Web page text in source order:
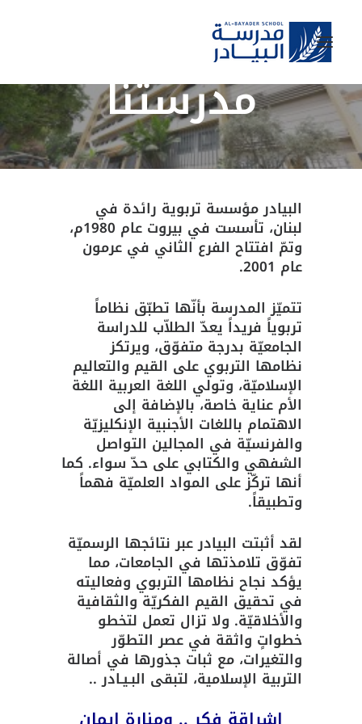
اتصل بنا
الخريجون
وظائف
SEARCH
مدرستنا
البيادر مؤسسة تربوية رائدة في
لبنان، تأسست في بيروت عام 1980م،
وتمّ افتتاح الفرع الثاني في عرمون
عام 2001.
تتميّز المدرسة بأنّها تطبّق نظاماً
تربوياً فريداً يعدّ الطلاّب للدراسة
الجامعيّة بدرجة متفوّق، ويرتكز
نظامها التربوي على القيم والتعاليم
الإسلاميّة، وتولي اللغة العربية اللغة
الأم عناية خاصة، بالإضافة إلى
الاهتمام باللغات الأجنبية الإنكليزيّة
والفرنسيّة في المجالين التواصل
الشفهي والكتابي على حدّ سواء. كما
أنها تركّز على المواد العلميّة فهماً
وتطبيقاً.
لقد أثبتت البيادر عبر نتائجها الرسميّة
تفوّق تلامذتها في الجامعات، مما
يؤكد نجاح نظامها التربوي وفعاليته
في تحقيق القيم الفكريّة والثقافية
والأخلاقيّة. ولا تزال تعمل لتخطو
خطواتٍ واثقة في عصر التطوّر
والتغيرات، مع ثبات جذورها في أصالة
التربية الإسلامية، لتبقى البـيـادر ..